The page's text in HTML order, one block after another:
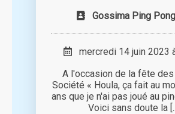
Gossima Ping
mercredi 14 juin 2023 à
A l'occasion de la fête des
Société « Houla, ça fait au
ans que je n'ai pas joué au
Voici sans doute la